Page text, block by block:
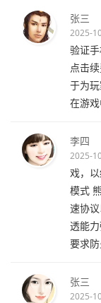
张三
2025-
验证
点击
于为
在游
李四
2025-
戏，
模式
速协
透能
要求
张三
2025-